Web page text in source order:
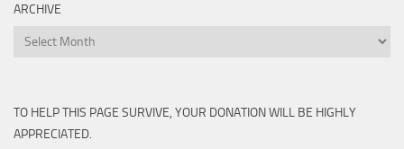
ARCHIVE
Archive
TO HELP THIS PAGE SURVIVE, YOUR DONATION WILL BE HIGHLY
APPRECIATED.